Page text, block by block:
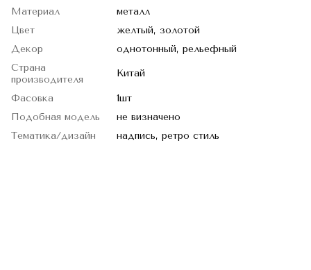
Материал
металл
Цвет
желтый, золотой
Декор
однотонный, рельефный
Страна
производителя
Китай
Фасовка
1шт
Подобная модель
не визначено
Тематика/дизайн
надпись, ретро стиль